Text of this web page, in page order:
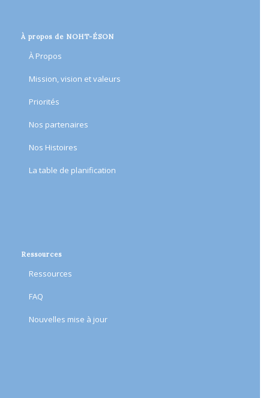
À propos de NOHT-ÉSON
À Propos
Mission, vision et valeurs
Priorités
Nos partenaires
Nos Histoires
​La table de planification​
Ressources
Ressources
FAQ
Nouvelles mise à jour